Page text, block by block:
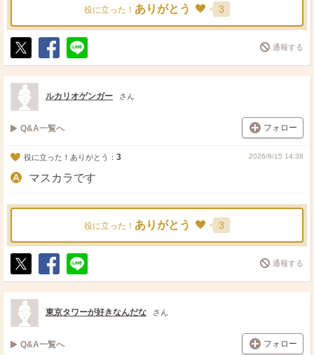
役に立った！ ありがとう 3
ポ
ス
ト
シ
ェ
送
る
通報する
ルカリオゲンガー さん
Q&A一覧へ フォロー
役に立った！ありがとう： 3 2026/6/15 14:38
マスカラです
役に立った！ ありがとう 3
ポ
ス
ト
シ
ェ
送
る
通報する
東京タワーが好きなんだな さん
Q&A一覧へ フォロー